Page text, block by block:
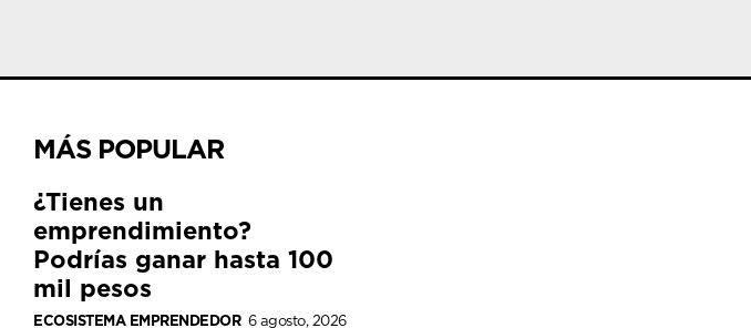
MÁS POPULAR
¿Tienes un
emprendimiento?
Podrías ganar hasta 100
mil pesos
ECOSISTEMA EMPRENDEDOR 6 agosto, 2026